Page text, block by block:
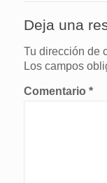
Deja una
Tu dirección de
Los campos
Comentario *